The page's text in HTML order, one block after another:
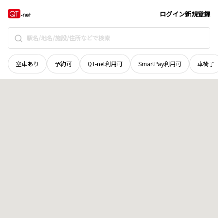
ログイン新規登録
空車あり 予約可 QT-net利用可 SmartPay利用可 車椅子
北海道